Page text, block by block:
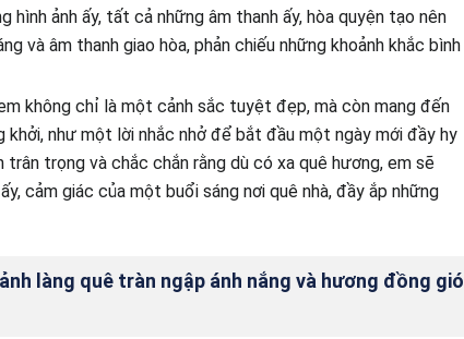
hình ảnh ấy, tất cả những âm thanh ấy, hòa quyện tạo nên
và âm thanh giao hòa, phản chiếu những khoảnh khắc bình
không chỉ là một cảnh sắc tuyệt đẹp, mà còn mang đến
khởi, như một lời nhắc nhở để bắt đầu một ngày mới đầy hy
trân trọng và chắc chắn rằng dù có xa quê hương, em sẽ
cảm giác của một buổi sáng nơi quê nhà, đầy ắp những
làng quê tràn ngập ánh nắng và hương đồng gió